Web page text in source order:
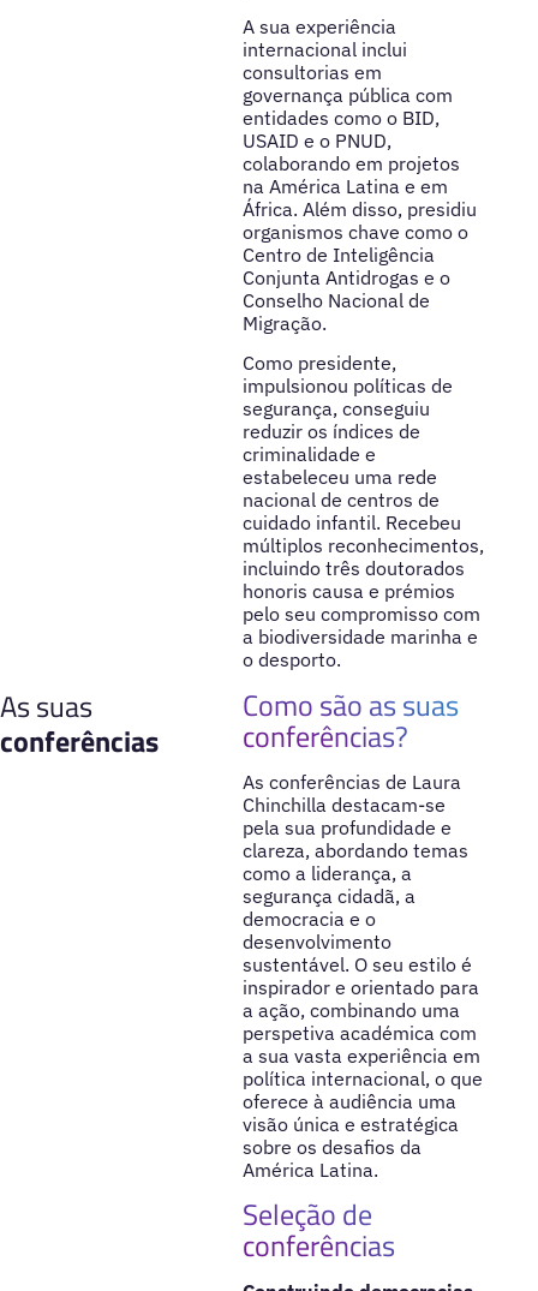
A sua experiência
internacional inclui
consultorias em
governança pública com
entidades como o BID,
USAID e o PNUD,
colaborando em projetos
na América Latina e em
África. Além disso, presidiu
organismos chave como o
Centro de Inteligência
Conjunta Antidrogas e o
Conselho Nacional de
Migração.
Como presidente,
impulsionou políticas de
segurança, conseguiu
reduzir os índices de
criminalidade e
estabeleceu uma rede
nacional de centros de
cuidado infantil. Recebeu
múltiplos reconhecimentos,
incluindo três doutorados
honoris causa e prémios
pelo seu compromisso com
a biodiversidade marinha e
o desporto.
As suas
conferências
Como são as suas
conferências?
As conferências de Laura
Chinchilla destacam-se
pela sua profundidade e
clareza, abordando temas
como a liderança, a
segurança cidadã, a
democracia e o
desenvolvimento
sustentável. O seu estilo é
inspirador e orientado para
a ação, combinando uma
perspetiva académica com
a sua vasta experiência em
política internacional, o que
oferece à audiência uma
visão única e estratégica
sobre os desafios da
América Latina.
Seleção de
conferências